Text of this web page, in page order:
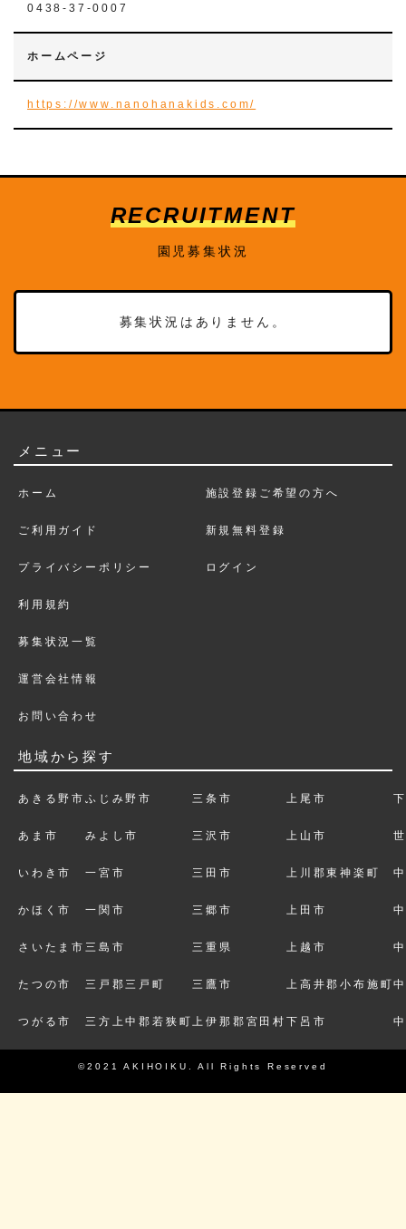
0438-37-0007
ホームページ
https://www.nanohanakids.com/
RECRUITMENT
園児募集状況
募集状況はありません。
メニュー
ホーム
ご利用ガイド
プライバシーポリシー
利用規約
募集状況一覧
運営会社情報
お問い合わせ
施設登録ご希望の方へ
新規無料登録
ログイン
地域から探す
あきる野市
あま市
いわき市
かほく市
さいたま市
たつの市
つがる市
ふじみ野市
みよし市
一宮市
一関市
三島市
三戸郡三戸町
三方上中郡若狭町
三条市
三沢市
三田市
三郷市
三重県
三鷹市
上伊那郡宮田村
上尾市
上山市
上川郡東神楽町
上田市
上越市
上高井郡小布施町
下呂市
©2021 AKIHOIKU. All Rights Reserved